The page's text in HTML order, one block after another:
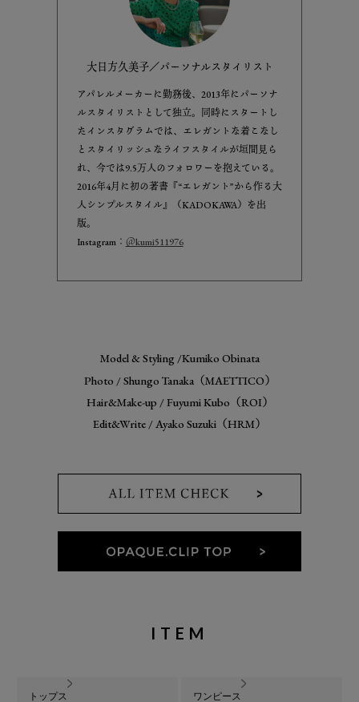
大日方久美子／パーソナルスタイリスト
アパレルメーカーに勤務後、2013年にパーソナ
ルスタイリストとして独立。同時にスタートし
たインスタグラムでは、エレガントな着こなし
とスタイリッシュなライフスタイルが垣間見ら
れ、今では9.5万人のフォロワーを抱えている。
2016年4月に初の著書『“エレガント”から作る大
人シンプルスタイル』（KADOKAWA）を出
版。
Instagram： ＠kumi511976
Model & Styling /Kumiko Obinata
Photo / Shungo Tanaka（MAETTICO）
Hair&Make-up / Fuyumi Kubo（ROI）
Edit&Write / Ayako Suzuki（HRM）
ITEM
トップス ワンピース